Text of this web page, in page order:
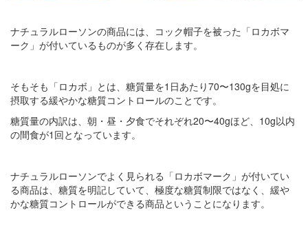
ナチュラルローソンの商品には、コック帽子を被った「ロカボマ
ーク」が付いているものが多く存在します。
そもそも「ロカボ」とは、糖質量を1日あたり70〜130gを目処に
摂取する緩やかな糖質コントロールのことです。
糖質量の内訳は、朝・昼・夕食でそれぞれ20〜40gほど、10g以内
の間食が1回となっています。
ナチュラルローソンでよく見られる「ロカボマーク」が付いてい
る商品は、糖質を明記していて、極度な糖質制限ではなく、緩や
かな糖質コントロールができる商品ということになります。